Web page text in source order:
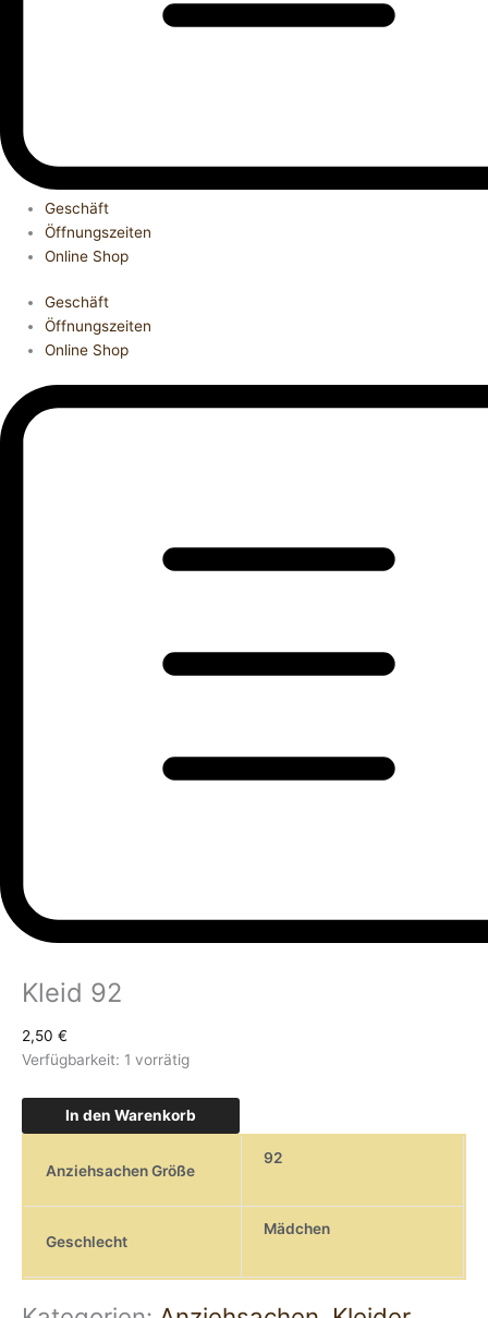
Geschäft
Öffnungszeiten
Online Shop
Geschäft
Öffnungszeiten
Online Shop
Kleid 92
2,50 €
Verfügbarkeit: 1 vorrätig
In den Warenkorb
Anziehsachen Größe
92
Geschlecht
Mädchen